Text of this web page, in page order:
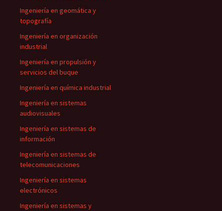
Ingeniería en geomática y
topografía
Ingeniería en organización
industrial
Ingeniería en propulsión y
servicios del buque
Ingeniería en química industrial
Ingeniería en sistemas
audiovisuales
Ingeniería en sistemas de
información
Ingeniería en sistemas de
telecomunicaciones
Ingeniería en sistemas
electrónicos
Ingeniería en sistemas y